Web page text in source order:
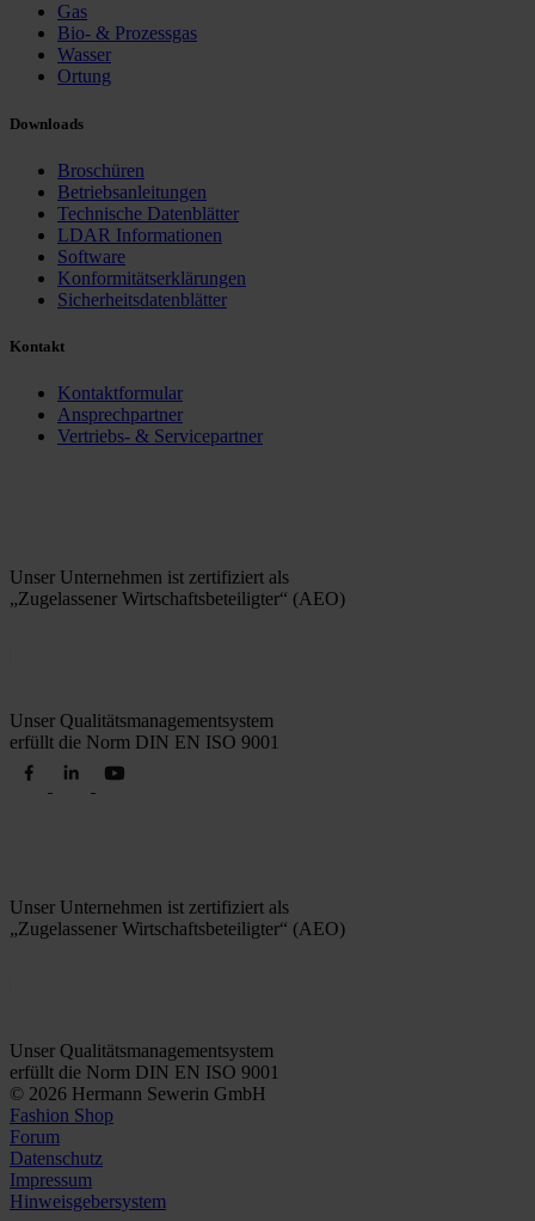
Gas
Bio- & Prozessgas
Wasser
Ortung
Downloads
Broschüren
Betriebsanleitungen
Technische Datenblätter
LDAR Informationen
Software
Konformitätserklärungen
Sicherheitsdatenblätter
Kontakt
Kontaktformular
Ansprechpartner
Vertriebs- & Servicepartner
Unser Unternehmen ist zertifiziert als
„Zugelassener Wirtschaftsbeteiligter“ (AEO)
Unser Qualitätsmanagementsystem
erfüllt die Norm DIN EN ISO 9001
Unser Unternehmen ist zertifiziert als
„Zugelassener Wirtschaftsbeteiligter“ (AEO)
Unser Qualitätsmanagementsystem
erfüllt die Norm DIN EN ISO 9001
© 2026 Hermann Sewerin GmbH
Fashion Shop
Forum
Datenschutz
Impressum
Hinweisgebersystem